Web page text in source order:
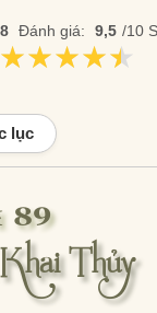
Đánh giá: 9,5 /10
lục
89
Thủy